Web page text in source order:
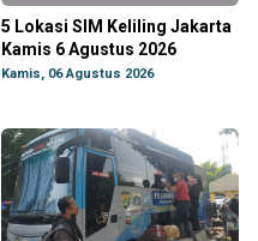
5 Lokasi SIM Keliling Jakarta
Kamis 6 Agustus 2026
Kamis, 06 Agustus 2026